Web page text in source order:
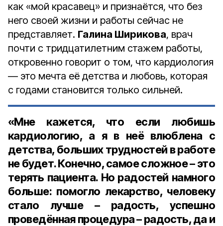
как «мой красавец» и признаётся, что без
него своей жизни и работы сейчас не
представляет. Галина Ширикова, врач
почти с тридцатилетним стажем работы,
откровенно говорит о том, что кардиология
— это мечта её детства и любовь, которая
с годами становится только сильней.
«Мне кажется, что если любишь
кардиологию, а я в неё влюблена с
детства, больших трудностей в работе
не будет. Конечно, самое сложное – это
терять пациента. Но радостей намного
больше: помогло лекарство, человеку
стало лучше – радость, успешно
проведённая процедура –­ радость, да и